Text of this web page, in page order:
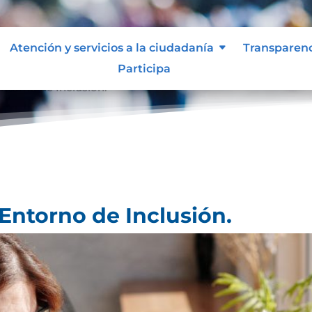
Atención y servicios a la ciudadanía
Participa
de Inclusión.
de Inclusión.